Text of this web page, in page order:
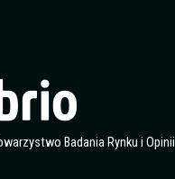
Badania Rynku i Opinii